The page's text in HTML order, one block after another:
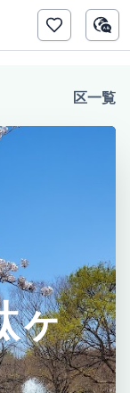
区一覧
ヶ